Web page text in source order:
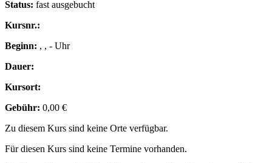
Status: fast ausgebucht
Kursnr.:
Beginn: , , - Uhr
Dauer:
Kursort:
Gebühr: 0,00 €
Zu diesem Kurs sind keine Orte verfügbar.
Für diesen Kurs sind keine Termine vorhanden.